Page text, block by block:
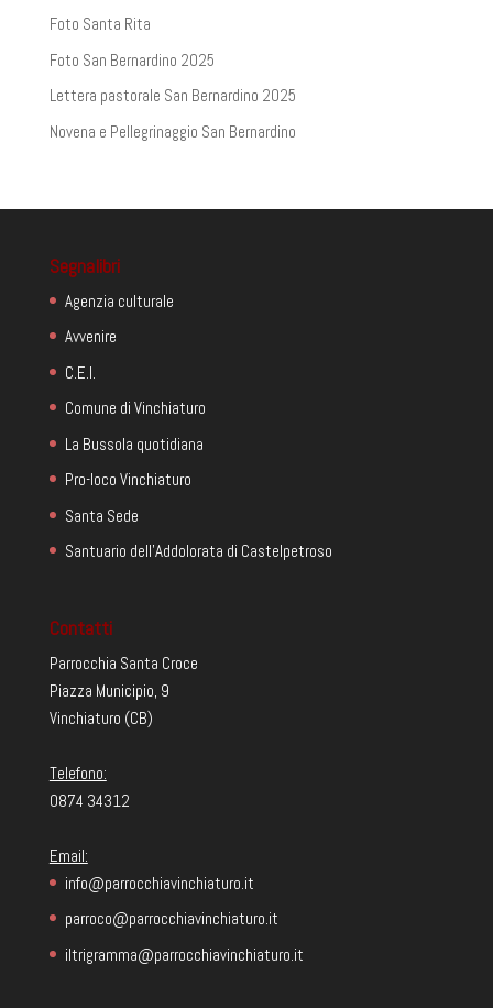
Foto Santa Rita
Foto San Bernardino 2025
Lettera pastorale San Bernardino 2025
Novena e Pellegrinaggio San Bernardino
Segnalibri
Agenzia culturale
Avvenire
C.E.I.
Comune di Vinchiaturo
La Bussola quotidiana
Pro-loco Vinchiaturo
Santa Sede
Santuario dell'Addolorata di Castelpetroso
Contatti
Parrocchia Santa Croce
Piazza Municipio, 9
Vinchiaturo (CB)
Telefono:
0874 34312
Email:
info@parrocchiavinchiaturo.it
parroco@parrocchiavinchiaturo.it
iltrigramma@parrocchiavinchiaturo.it